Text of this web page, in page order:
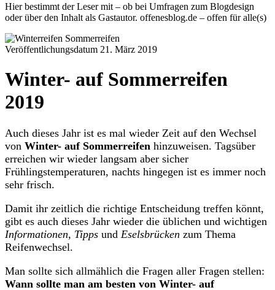
Hier bestimmt der Leser mit – ob bei Umfragen zum Blogdesign
oder über den Inhalt als Gastautor. offenesblog.de – offen für alle(s)
Veröffentlichungsdatum 21. März 2019
Winter- auf Sommerreifen
2019
Auch dieses Jahr ist es mal wieder Zeit auf den Wechsel
von Winter- auf Sommerreifen hinzuweisen. Tagsüber
erreichen wir wieder langsam aber sicher
Frühlingstemperaturen, nachts hingegen ist es immer noch
sehr frisch.
Damit ihr zeitlich die richtige Entscheidung treffen könnt,
gibt es auch dieses Jahr wieder die üblichen und wichtigen
Informationen, Tipps und Eselsbrücken zum Thema
Reifenwechsel.
Man sollte sich allmählich die Fragen aller Fragen stellen:
Wann sollte man am besten von Winter- auf